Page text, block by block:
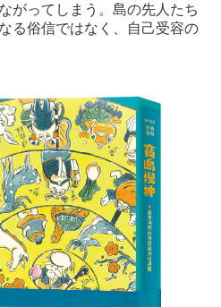
がってしまう。島の先人たち
る俗信ではなく、自己受容の